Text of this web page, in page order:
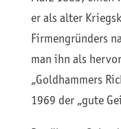
er als alter
Firmengründers
man ihn als
„Goldhammers
1969 der „gute